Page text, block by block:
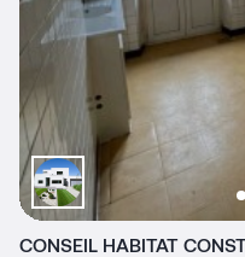
CONSEIL HABITAT